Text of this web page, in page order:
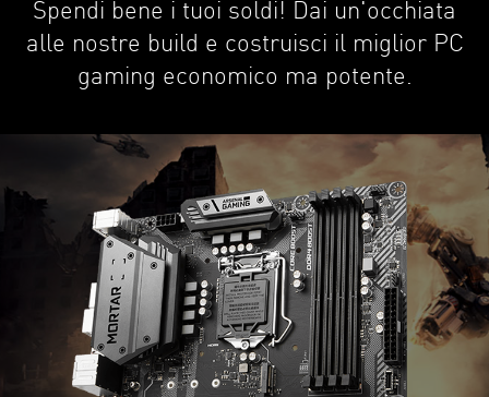
Spendi bene i tuoi soldi! Dai un'occhiata
alle nostre build e costruisci il miglior PC
gaming economico ma potente.